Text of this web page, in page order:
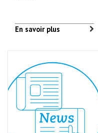
En savoir plus